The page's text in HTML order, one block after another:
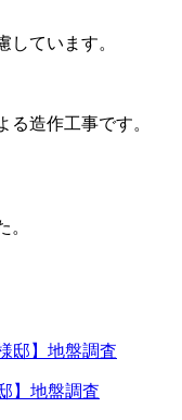
しています。
造作工事です。
。
】地盤調査